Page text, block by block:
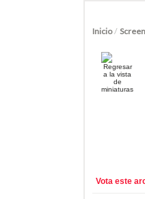
Inicio/
Vota este